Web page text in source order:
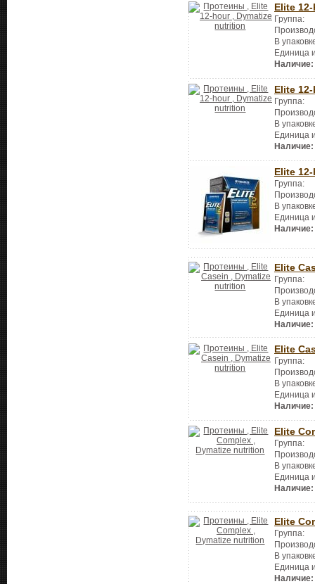
Elite
Группа:
В
Единица
Наличие:
Elite
Группа:
В
Единица
Наличие:
Elite
Группа:
В
Единица
Наличие:
Elite
Группа:
В
Единица
Наличие:
Elite
Группа:
В
Единица
Наличие:
Elite
Группа:
В
Единица
Наличие:
Elite
Группа:
В
Единица
Наличие: